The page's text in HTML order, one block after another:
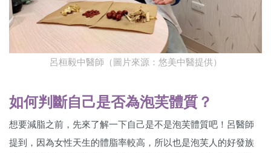
呂桓毅中醫師（圖片來源：悠美中醫提供）
如何判斷自己是否為泡芙體質？
想要減脂之前，先來了解一下自己是不是泡芙體質吧！呂醫師
提到，因為女性天生的體脂率較高，所以也是泡芙人的好發族